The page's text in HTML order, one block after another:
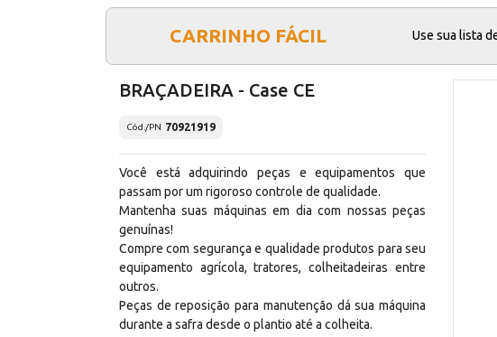
CARRINHO FÁCIL Use sua lista
BRAÇADEIRA - Case CE
Cód./PN 70921919
Você está adquirindo peças e equipamentos que
passam por um rigoroso controle de qualidade.
Mantenha suas máquinas em dia com nossas peças
genuínas!
Compre com segurança e qualidade produtos para seu
equipamento agrícola, tratores, colheitadeiras entre
outros.
Peças de reposição para manutenção dá sua máquina
durante a safra desde o plantio até a colheita.